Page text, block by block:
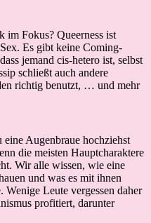
im Fokus? Queerness ist
Es gibt keine Coming-
jemand cis-hetero ist, selbst
schließt auch andere
richtig benutzt, … und mehr
Augenbraue hochziehst
die meisten Hauptcharaktere
Wir alle wissen, wie eine
und was es mit ihnen
Leute vergessen daher
profitiert, darunter